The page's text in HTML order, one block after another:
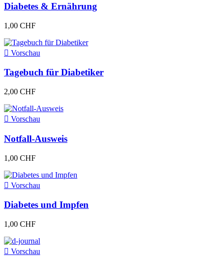
Diabetes & Ernährung
1,00 CHF
 Vorschau
Tagebuch für Diabetiker
2,00 CHF
 Vorschau
Notfall-Ausweis
1,00 CHF
 Vorschau
Diabetes und Impfen
1,00 CHF
 Vorschau